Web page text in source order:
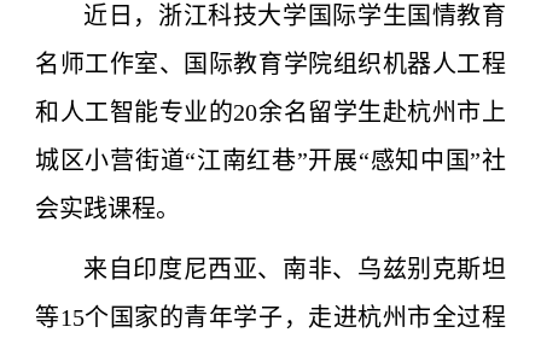
近日，浙江科技大学国际学生国情教育
名师工作室、国际教育学院组织机器人工程
和人工智能专业的20余名留学生赴杭州市上
城区小营街道“江南红巷”开展“感知中国”社
会实践课程。
来自印度尼西亚、南非、乌兹别克斯坦
等15个国家的青年学子，走进杭州市全过程